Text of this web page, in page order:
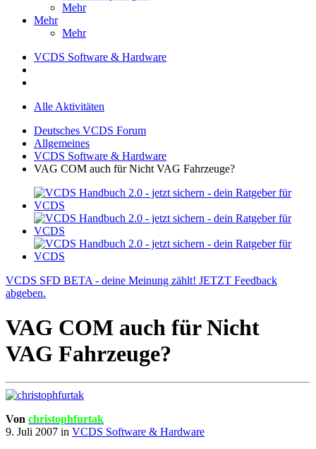
Mehr
Mehr
Mehr
VCDS Software & Hardware
Alle Aktivitäten
Deutsches VCDS Forum
Allgemeines
VCDS Software & Hardware
VAG COM auch für Nicht VAG Fahrzeuge?
VCDS SFD BETA - deine Meinung zählt! JETZT Feedback
abgeben.
VAG COM auch für Nicht
VAG Fahrzeuge?
Von christophfurtak
9. Juli 2007 in VCDS Software & Hardware